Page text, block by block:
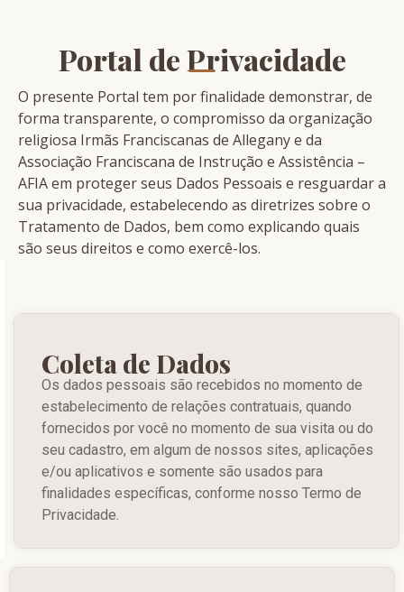
Portal de Privacidade
O presente Portal tem por finalidade demonstrar, de
forma transparente, o compromisso da organização
religiosa Irmãs Franciscanas de Allegany e da
Associação Franciscana de Instrução e Assistência –
AFIA em proteger seus Dados Pessoais e resguardar a
sua privacidade, estabelecendo as diretrizes sobre o
Tratamento de Dados, bem como explicando quais
são seus direitos e como exercê-los.
Coleta de Dados
Os dados pessoais são recebidos no momento de
estabelecimento de relações contratuais, quando
fornecidos por você no momento de sua visita ou do
seu cadastro, em algum de nossos sites, aplicações
e/ou aplicativos e somente são usados para
finalidades específicas, conforme nosso Termo de
Privacidade.